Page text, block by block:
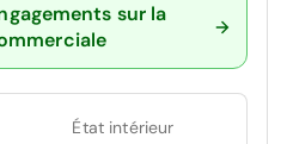
sur la
État intérieur